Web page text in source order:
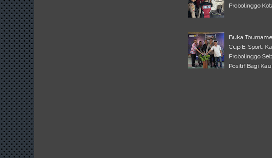
Probolinggo
Buka
Cup E-Sport,
Probolinggo
Positif Bagi